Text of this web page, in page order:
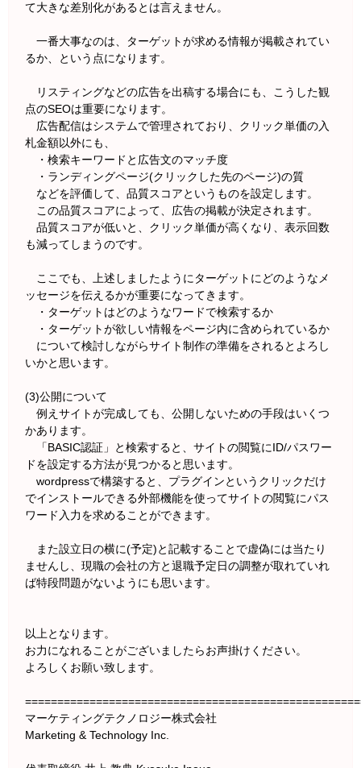
て大きな差別化があるとは言えません。
一番大事なのは、ターゲットが求める情報が掲載されてい
るか、という点になります。
リスティングなどの広告を出稿する場合にも、こうした観
点のSEOは重要になります。
広告配信はシステムで管理されており、クリック単価の入
札金額以外にも、
・検索キーワードと広告文のマッチ度
・ランディングページ(クリックした先のページ)の質
などを評価して、品質スコアというものを設定します。
この品質スコアによって、広告の掲載が決定されます。
品質スコアが低いと、クリック単価が高くなり、表示回数
も減ってしまうのです。
ここでも、上述しましたようにターゲットにどのようなメ
ッセージを伝えるかが重要になってきます。
・ターゲットはどのようなワードで検索するか
・ターゲットが欲しい情報をページ内に含められているか
について検討しながらサイト制作の準備をされるとよろし
いかと思います。
(3)公開について
例えサイトが完成しても、公開しないための手段はいくつ
かあります。
「BASIC認証」と検索すると、サイトの閲覧にID/パスワー
ドを設定する方法が見つかると思います。
wordpressで構築すると、プラグインというクリックだけ
でインストールできる外部機能を使ってサイトの閲覧にパス
ワード入力を求めることができます。
また設立日の横に(予定)と記載することで虚偽には当たり
ませんし、現職の会社の方と退職予定日の調整が取れていれ
ば特段問題がないようにも思います。
以上となります。
お力になれることがございましたらお声掛けください。
よろしくお願い致します。
マーケティングテクノロジー株式会社
Marketing & Technology Inc.